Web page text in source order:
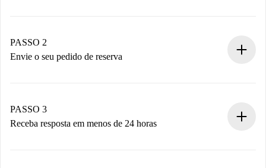
Você tem todas as informações necessárias
antecipadamente.
PASSO 2
Envie o seu pedido de reserva
Não cobramos nada até que o proprietário confirme.
PASSO 3
Receba resposta em menos de 24 horas